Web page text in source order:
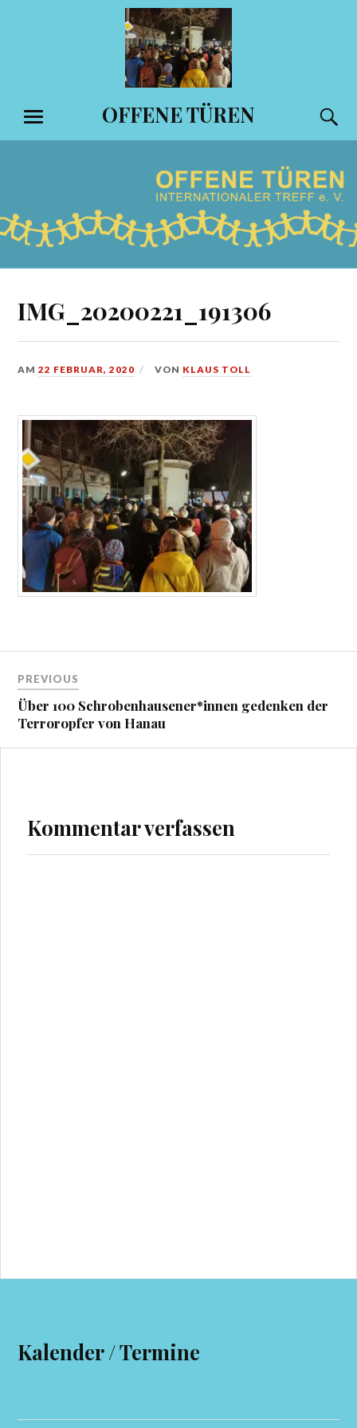
OFFENE TÜREN
MENÜ
IMG_20200221_191306
AM22 FEBRUAR, 2020 VON KLAUS TOLL
PREVIOUS
Über 100 Schrobenhausener*innen gedenken der
Terroropfer von Hanau
Kommentar verfassen
Kalender / Termine